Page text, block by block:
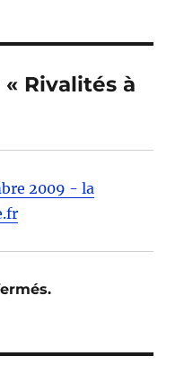
Rivalités à
2009 - la